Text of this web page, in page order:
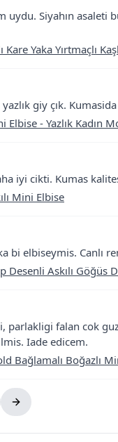
uydu. Siyahın asaleti
Kare Yaka Yırtmaçlı
giy çık.
Elbise - Yazlık Kadın
iyi cikti. Kumas
Mini Elbise
bi elbiseymis. Canlı
Desenli Askılı Göğüs
parlakligi falan cok
Iade edicem.
Bağlamalı Boğazlı